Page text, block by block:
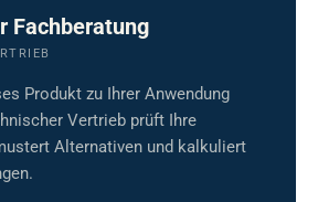
Fachberatung
Produkt zu Ihrer Anwendung
Vertrieb prüft Ihre
Alternativen und kalkuliert